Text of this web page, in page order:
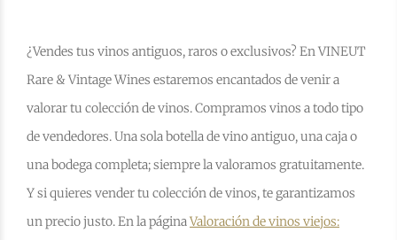
¿Vendes tus vinos antiguos, raros o exclusivos? En VINEUT
Rare & Vintage Wines estaremos encantados de venir a
valorar tu colección de vinos. Compramos vinos a todo tipo
de vendedores. Una sola botella de vino antiguo, una caja o
una bodega completa; siempre la valoramos gratuitamente.
Y si quieres vender tu colección de vinos, te garantizamos
un precio justo. En la páginaValoración de vinos viejos: